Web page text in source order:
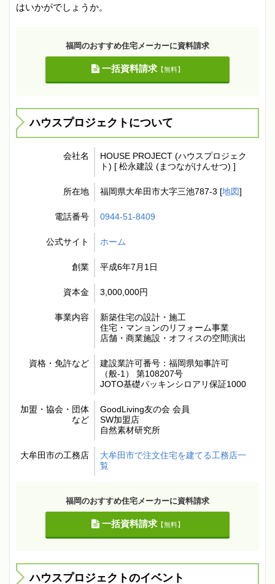
はいかがでしょうか。
福岡のおすすめ住宅メーカーに資料請求
一括資料請求【無料】
ハウスプロジェクトについて
会社名
HOUSE PROJECT (ハウスプロジェク
ト) [ 松永建設 (まつながけんせつ) ]
所在地 福岡県大牟田市大字三池787-3 [地図]
電話番号 0944-51-8409
公式サイト ホーム
創業 平成6年7月1日
資本金 3,000,000円
事業内容
新築住宅の設計・施工
住宅・マンョンのリフォーム事業
店舗・商業施設・オフィスの空間演出
資格・免許など
建設業許可番号：福岡県知事許可
（般-1） 第108207号
JOTO基礎パッキンシロアリ保証1000
加盟・協会・団体
など
GoodLiving友の会 会員
SW加盟店
自然素材研究所
大牟田市の工務店
大牟田市で注文住宅を建てる工務店一
覧
福岡のおすすめ住宅メーカーに資料請求
一括資料請求【無料】
ハウスプロジェクトのイベント